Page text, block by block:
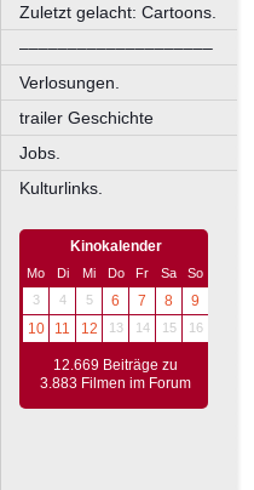
Zuletzt gelacht: Cartoons.
––––––––––––––––––––
Verlosungen.
trailer Geschichte
Jobs.
Kulturlinks.
Kinokalender
Mo Di Mi Do Fr Sa
So
3
4 5 6 7 8
9
10
11 12 13 14 15 16
12.669 Beiträge zu
3.883 Filmen im Forum